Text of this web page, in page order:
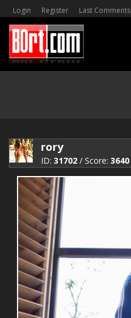
Login Register Last Comments
rory
ID: 31702 / Score: 3640